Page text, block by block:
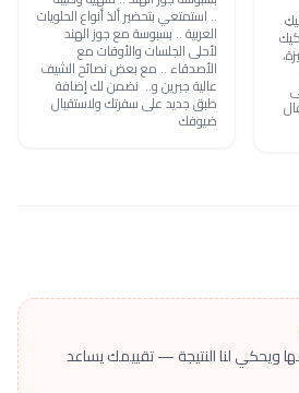
.. استمتعي بتحضير ألذ أنواع الحلويات
العربية .. بسبوسة مع جوز الهند
لأحلى الجلسات والأوقات مع
الأصدقاء .. مع بعض نصائح الشيف
عالية جبرين و.. نضمن لك إضافة
طبق جديد على سفرتك ولاستقبال
ضيوفك
ويحكي لنا النتيجة — تقييمك يساعد